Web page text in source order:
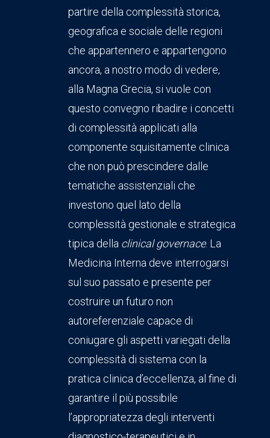
partire della complessità storica,
geografica e sociale delle regioni
che appartennero e appartengono
ancora, a nostro modo di vedere,
alla Magna Grecia, si vuole con
questo convegno ribadire i concetti
di complessità applicati alla
componente squisitamente clinica
che non può prescindere dalle
tematiche assistenziali che
investono quel lato della
complessità gestionale e strategica
tipica della clinical governace. La
Medicina Interna deve interrogarsi
sul suo passato e presente per
costruire un futuro non
autoreferenziale capace di
coniugare gli aspetti variegati della
complessità di sistema con la
pratica clinica d’eccellenza, al fine di
garantire il più possibile
l’appropriatezza degli interventi